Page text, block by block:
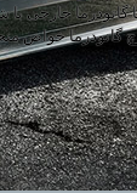
گانودرما
گانودرما